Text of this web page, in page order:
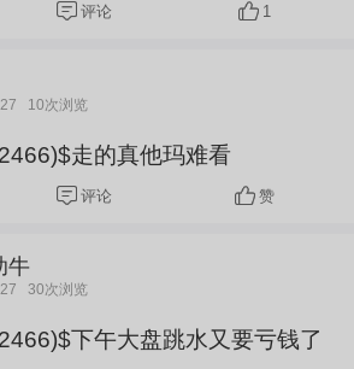
评论 1
10次浏览
走的真他玛难看
评论 赞
牛
30次浏览
下午大盘跳水又要亏钱了